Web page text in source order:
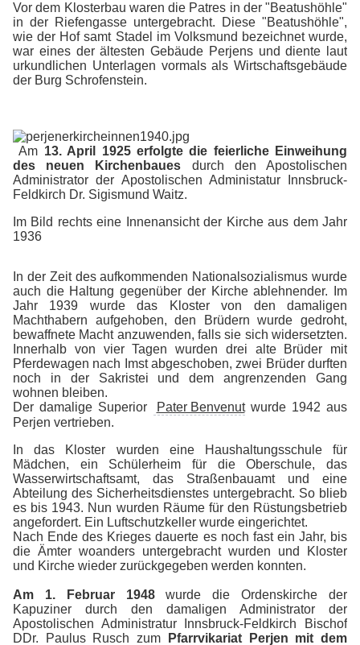
Vor dem Klosterbau waren die Patres in der "Beatushöhle"
in der Riefengasse untergebracht. Diese "Beatushöhle",
wie der Hof samt Stadel im Volksmund bezeichnet wurde,
war eines der ältesten Gebäude Perjens und diente laut
urkundlichen Unterlagen vormals als Wirtschaftsgebäude
der Burg Schrofenstein.
Am 13. April 1925 erfolgte die feierliche Einweihung
des neuen Kirchenbaues durch denApostolischen
Administrator der Apostolischen Administatur Innsbruck-
Feldkirch Dr. Sigismund Waitz.
Im Bild rechts eine Innenansicht der Kirche aus dem Jahr
1936
In der Zeit des aufkommenden Nationalsozialismus wurde
auch die Haltung gegenüber der Kirche ablehnender. Im
Jahr 1939 wurde das Kloster von den damaligen
Machthabern aufgehoben, den Brüdern wurde gedroht,
bewaffnete Macht anzuwenden, falls sie sich widersetzten.
Innerhalb von vier Tagen wurden drei alte Brüder mit
Pferdewagen nach Imst abgeschoben, zwei Brüder durften
noch in der Sakristei und dem angrenzenden Gang
wohnen bleiben.
Der damalige Superior
Pater Benvenutwurde 1942 aus
Perjen vertrieben.
In das Kloster wurden eine Haushaltungsschule für
Mädchen, ein Schülerheim für die Oberschule, das
Wasserwirtschaftsamt, das Straßenbauamt und eine
Abteilung des Sicherheitsdienstes untergebracht. So blieb
es bis 1943. Nun wurden Räume für den Rüstungsbetrieb
angefordert. Ein Luftschutzkeller wurde eingerichtet.
Nach Ende des Krieges dauerte es noch fast ein Jahr, bis
die Ämter woanders untergebracht wurden und Kloster
und Kirche wieder zurückgegeben werden konnten.
Am 1. Februar 1948wurde die Ordenskirche der
Kapuziner durch den damaligen Administrator der
Apostolischen Administratur Innsbruck-Feldkirch Bischof
DDr. Paulus Rusch zum
Pfarrvikariat Perjen mit dem